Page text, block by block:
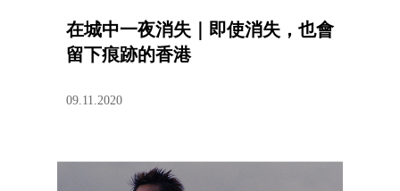
在城中一夜消失｜即使消失，也會
留下痕跡的香港
09.11.2020